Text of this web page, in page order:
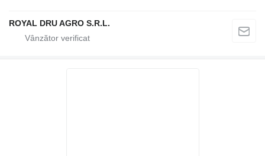
ROYAL DRU AGRO S.R.L.